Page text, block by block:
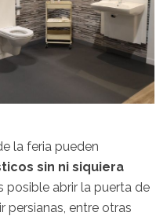
la feria pueden
sin ni siquiera
posible abrir la puerta de
persianas, entre otras